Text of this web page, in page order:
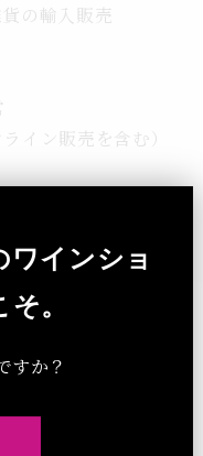
の輸入販売
イン販売を含む）
インショ
。
すか？